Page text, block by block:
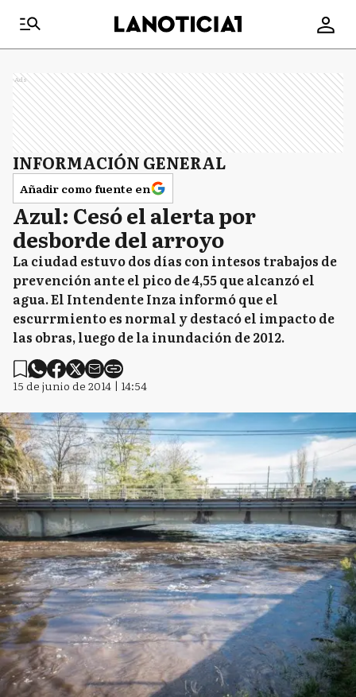
Ads
INFORMACIÓN GENERAL
Añadir como fuente en
Azul: Cesó el alerta por
desborde del arroyo
La ciudad estuvo dos días con intesos trabajos de
prevención ante el pico de 4,55 que alcanzó el
agua. El Intendente Inza informó que el
escurrmiento es normal y destacó el impacto de
las obras, luego de la inundación de 2012.
15 de junio de 2014 | 14:54